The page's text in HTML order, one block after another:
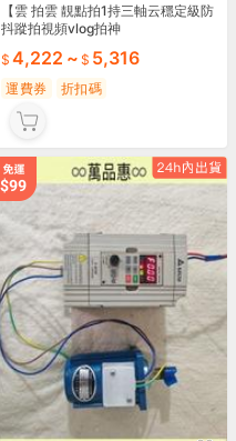
【雲 拍雲 靚點拍1持三軸云穩定級防
抖蹤拍視頻vlog拍神
4,222 ~ 5,316
運費券 折扣碼